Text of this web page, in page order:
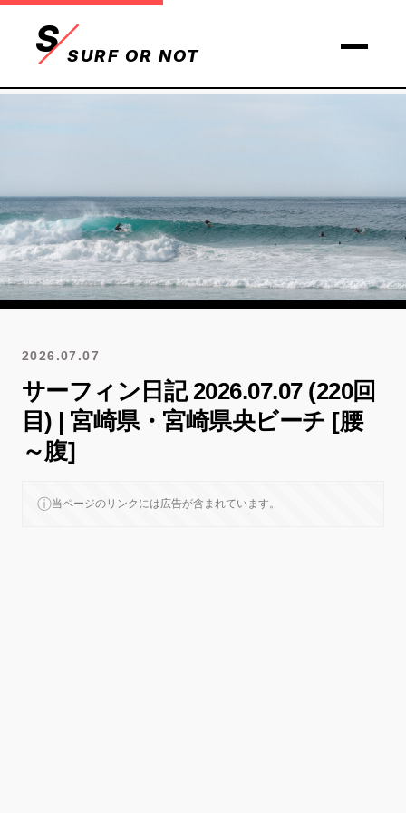
SURF OR NOT
S
2026.07.07
サーフィン日記 2026.07.07 (220回
目) | 宮崎県・宮崎県央ビーチ [腰
～腹]
ⓘ当ページのリンクには広告が含まれています。